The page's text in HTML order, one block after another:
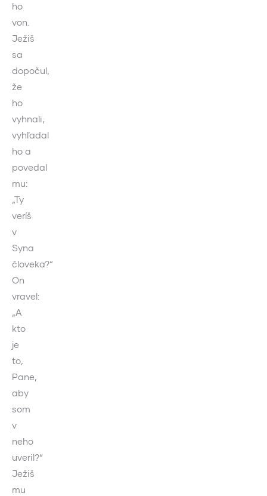
ho
von.
Ježiš
sa
dopočul,
že
ho
vyhnali,
vyhľadal
ho a
povedal
mu:
„Ty
veríš
v
Syna
človeka?“
On
vravel:
„A
kto
je
to,
Pane,
aby
som
v
neho
uveril?“
Ježiš
mu